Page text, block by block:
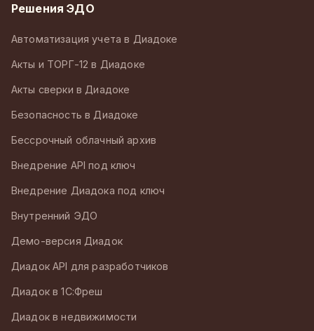
Решения ЭДО
Автоматизация учета в Диадоке
Акты и ТОРГ-12 в Диадоке
Акты сверки в Диадоке
Безопасность в Диадоке
Бессрочный облачный архив
Внедрение API под ключ
Внедрение Диадока под ключ
Внутренний ЭДО
Демо-версия Диадок
Диадок API для разработчиков
Диадок в 1С:Фреш
Диадок в недвижимости